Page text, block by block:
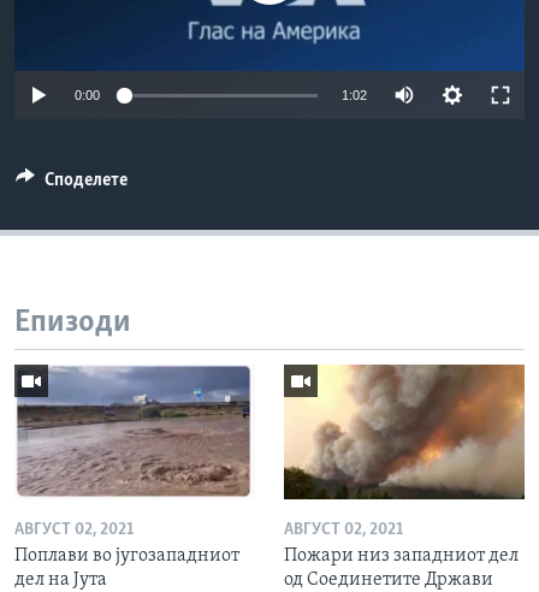
0:00 1:02
Споделете
Епизоди
АВГУСТ 02, 2021
Поплави во југозападниот
дел на Јута
АВГУСТ 02, 2021
Пожари низ западниот дел
од Соединетите Држави